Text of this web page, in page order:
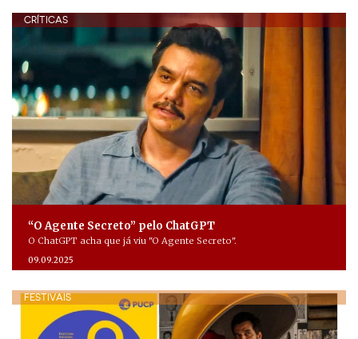
CRÍTICAS
“O Agente Secreto” pelo ChatGPT
O ChatGPT acha que já viu "O Agente Secreto".
09.09.2025
FESTIVAIS